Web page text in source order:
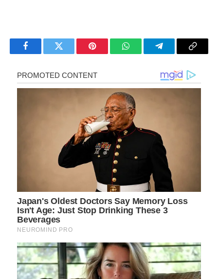
FacebookTwitter Pinterest WhatsAppTelegramCopy